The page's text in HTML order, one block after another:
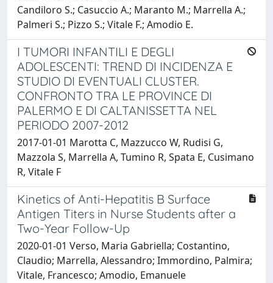
Candiloro S.; Casuccio A.; Maranto M.; Marrella A.;
Palmeri S.; Pizzo S.; Vitale F.; Amodio E.
I TUMORI INFANTILI E DEGLI
ADOLESCENTI: TREND DI INCIDENZA E
STUDIO DI EVENTUALI CLUSTER.
CONFRONTO TRA LE PROVINCE DI
PALERMO E DI CALTANISSETTA NEL
PERIODO 2007-2012
2017-01-01 Marotta C, Mazzucco W, Rudisi G,
Mazzola S, Marrella A, Tumino R, Spata E, Cusimano
R, Vitale F
Kinetics of Anti-Hepatitis B Surface
Antigen Titers in Nurse Students after a
Two-Year Follow-Up
2020-01-01 Verso, Maria Gabriella; Costantino,
Claudio; Marrella, Alessandro; Immordino, Palmira;
Vitale, Francesco; Amodio, Emanuele